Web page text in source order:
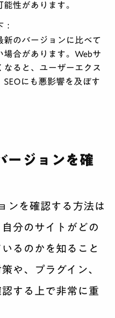
性があります。
：
新のバージョンに比べて
場合があります。Webサ
なると、ユーザーエクス
にも悪影響を及ぼす
ージョンを確
ンを確認する方法は
分のサイトがどの
るのかを知ること
や、プラグイン、
する上で非常に重